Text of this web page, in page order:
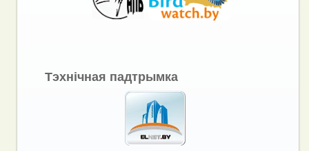
Тэхнічная падтрымка